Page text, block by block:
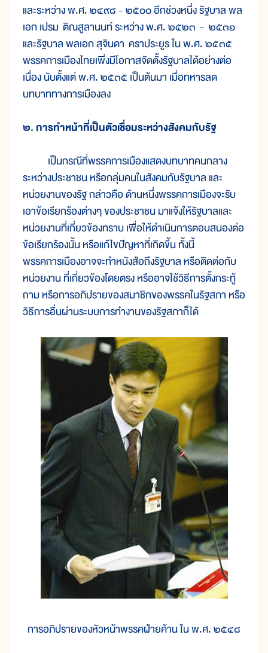
และระหว่าง พ.ศ. ๒๔๙๘ - ๒๕๐๐ อีกช่วงหนึ่ง รัฐบาล พล
เอก เปรม ติณสูลานนท์ ระหว่าง พ.ศ. ๒๕๒๓ - ๒๕๓๑
และรัฐบาล พลเอก สุจินดา คราประยูร ใน พ.ศ. ๒๕๓๕
พรรคการเมืองไทยเพิ่งมีโอกาสจัดตั้งรัฐบาลได้อย่างต่อ
เนื่อง นับตั้งแต่ พ.ศ. ๒๕๓๕ เป็นต้นมา เมื่อทหารลด
บทบาททางการเมืองลง
๒. การทำหน้าที่เป็นตัวเชื่อมระหว่างสังคมกับรัฐ
เป็นกรณีที่พรรคการเมืองแสดงบทบาทคนกลาง
ระหว่างประชาชน หรือกลุ่มคนในสังคมกับรัฐบาล และ
หน่วยงานของรัฐ กล่าวคือ ด้านหนึ่งพรรคการเมืองจะรับ
เอาข้อเรียกร้องต่างๆ ของประชาชน มาแจ้งให้รัฐบาลและ
หน่วยงานที่เกี่ยวข้องทราบ เพื่อให้ดำเนินการตอบสนองต่อ
ข้อเรียกร้องนั้น หรือแก้ไขปัญหาที่เกิดขึ้น ทั้งนี้
พรรคการเมืองอาจจะทำหนังสือถึงรัฐบาล หรือติดต่อกับ
หน่วยงาน ที่เกี่ยวข้องโดยตรง หรืออาจใช้วิธีการตั้งกระทู้
ถาม หรือการอภิปรายของสมาชิกของพรรคในรัฐสภา หรือ
วิธีการอื่นผ่านระบบการทำงานของรัฐสภาก็ได้
การอภิปรายของหัวหน้าพรรคฝ่ายค้าน ใน พ.ศ. ๒๕๔๘